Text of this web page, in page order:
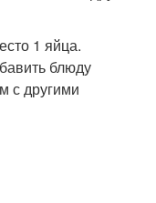
1 яйца.
блюду
с другими